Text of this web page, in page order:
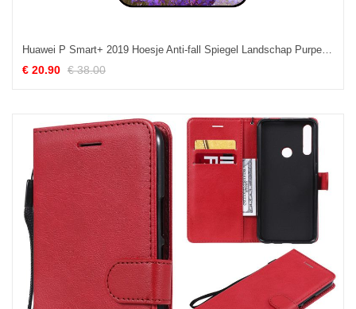
€ 20.90 € 38.00